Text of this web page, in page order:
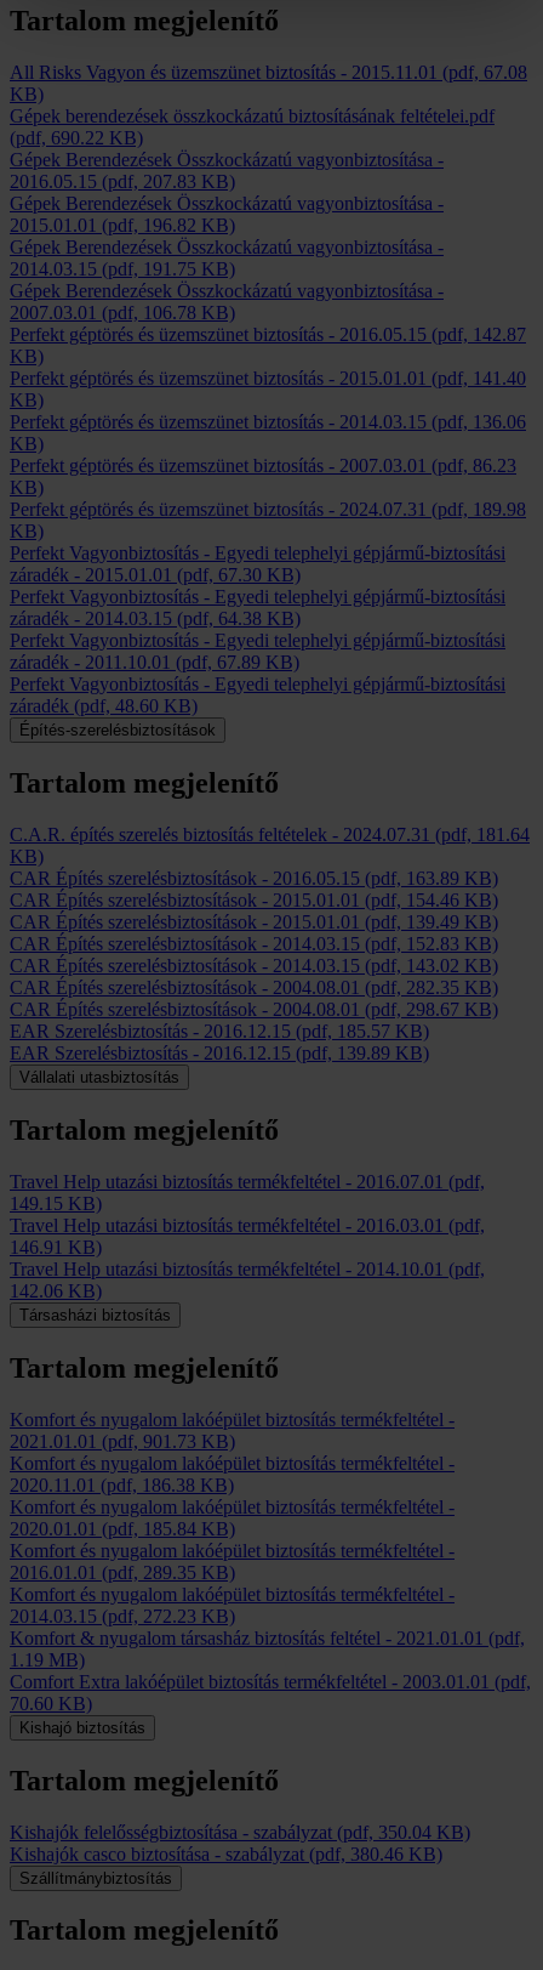
Tartalom megjelenítő
All Risks Vagyon és üzemszünet biztosítás - 2015.11.01 (pdf, 67.08
KB)
Gépek berendezések összkockázatú biztosításának feltételei.pdf
(pdf, 690.22 KB)
Gépek Berendezések Összkockázatú vagyonbiztosítása -
2016.05.15 (pdf, 207.83 KB)
Gépek Berendezések Összkockázatú vagyonbiztosítása -
2015.01.01 (pdf, 196.82 KB)
Gépek Berendezések Összkockázatú vagyonbiztosítása -
2014.03.15 (pdf, 191.75 KB)
Gépek Berendezések Összkockázatú vagyonbiztosítása -
2007.03.01 (pdf, 106.78 KB)
Perfekt géptörés és üzemszünet biztosítás - 2016.05.15 (pdf, 142.87
KB)
Perfekt géptörés és üzemszünet biztosítás - 2015.01.01 (pdf, 141.40
KB)
Perfekt géptörés és üzemszünet biztosítás - 2014.03.15 (pdf, 136.06
KB)
Perfekt géptörés és üzemszünet biztosítás - 2007.03.01 (pdf, 86.23
KB)
Perfekt géptörés és üzemszünet biztosítás - 2024.07.31 (pdf, 189.98
KB)
Perfekt Vagyonbiztosítás - Egyedi telephelyi gépjármű-biztosítási
záradék - 2015.01.01 (pdf, 67.30 KB)
Perfekt Vagyonbiztosítás - Egyedi telephelyi gépjármű-biztosítási
záradék - 2014.03.15 (pdf, 64.38 KB)
Perfekt Vagyonbiztosítás - Egyedi telephelyi gépjármű-biztosítási
záradék - 2011.10.01 (pdf, 67.89 KB)
Perfekt Vagyonbiztosítás - Egyedi telephelyi gépjármű-biztosítási
záradék (pdf, 48.60 KB)
Építés-szerelésbiztosítások
Tartalom megjelenítő
C.A.R. építés szerelés biztosítás feltételek - 2024.07.31 (pdf, 181.64
KB)
CAR Építés szerelésbiztosítások - 2016.05.15 (pdf, 163.89 KB)
CAR Építés szerelésbiztosítások - 2015.01.01 (pdf, 154.46 KB)
CAR Építés szerelésbiztosítások - 2015.01.01 (pdf, 139.49 KB)
CAR Építés szerelésbiztosítások - 2014.03.15 (pdf, 152.83 KB)
CAR Építés szerelésbiztosítások - 2014.03.15 (pdf, 143.02 KB)
CAR Építés szerelésbiztosítások - 2004.08.01 (pdf, 282.35 KB)
CAR Építés szerelésbiztosítások - 2004.08.01 (pdf, 298.67 KB)
EAR Szerelésbiztosítás - 2016.12.15 (pdf, 185.57 KB)
EAR Szerelésbiztosítás - 2016.12.15 (pdf, 139.89 KB)
Vállalati utasbiztosítás
Tartalom megjelenítő
Travel Help utazási biztosítás termékfeltétel - 2016.07.01 (pdf,
149.15 KB)
Travel Help utazási biztosítás termékfeltétel - 2016.03.01 (pdf,
146.91 KB)
Travel Help utazási biztosítás termékfeltétel - 2014.10.01 (pdf,
142.06 KB)
Társasházi biztosítás
Tartalom megjelenítő
Komfort és nyugalom lakóépület biztosítás termékfeltétel -
2021.01.01 (pdf, 901.73 KB)
Komfort és nyugalom lakóépület biztosítás termékfeltétel -
2020.11.01 (pdf, 186.38 KB)
Komfort és nyugalom lakóépület biztosítás termékfeltétel -
2020.01.01 (pdf, 185.84 KB)
Komfort és nyugalom lakóépület biztosítás termékfeltétel -
2016.01.01 (pdf, 289.35 KB)
Komfort és nyugalom lakóépület biztosítás termékfeltétel -
2014.03.15 (pdf, 272.23 KB)
Komfort & nyugalom társasház biztosítás feltétel - 2021.01.01 (pdf,
1.19 MB)
Comfort Extra lakóépület biztosítás termékfeltétel - 2003.01.01 (pdf,
70.60 KB)
Kishajó biztosítás
Tartalom megjelenítő
Kishajók felelősségbiztosítása - szabályzat (pdf, 350.04 KB)
Kishajók casco biztosítása - szabályzat (pdf, 380.46 KB)
Szállítmánybiztosítás
Tartalom megjelenítő